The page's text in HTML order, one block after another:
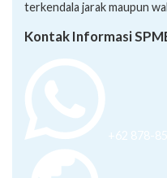
terkendala jarak maupun
Kontak Informasi
+62 878-